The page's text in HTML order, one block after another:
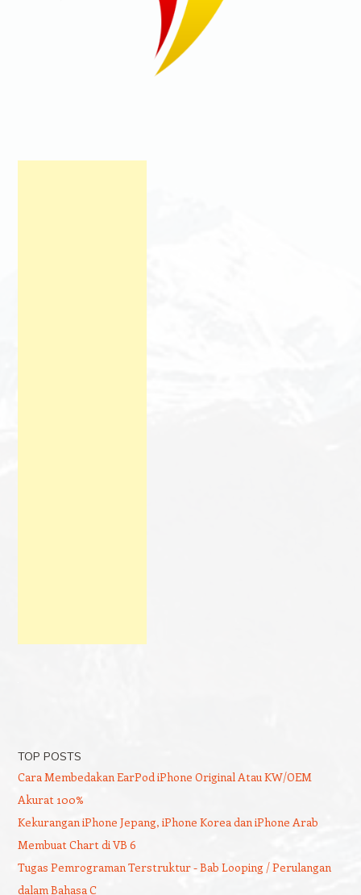
TOP POSTS
Cara Membedakan EarPod iPhone Original Atau KW/OEM
Akurat 100%
Kekurangan iPhone Jepang, iPhone Korea dan iPhone Arab
Membuat Chart di VB 6
Tugas Pemrograman Terstruktur - Bab Looping / Perulangan
dalam Bahasa C